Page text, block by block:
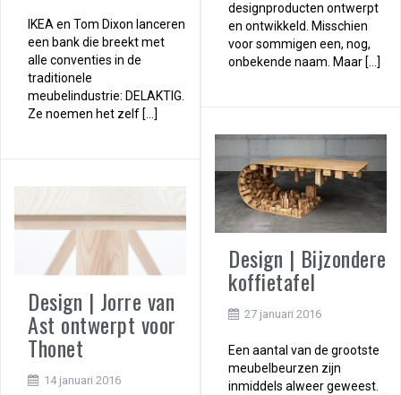
IKEA en Tom Dixon lanceren
een bank die breekt met
alle conventies in de
traditionele
meubelindustrie: DELAKTIG.
Ze noemen het zelf […]
designproducten ontwerpt
en ontwikkeld. Misschien
voor sommigen een, nog,
onbekende naam. Maar […]
Design | Bijzondere
koffietafel
27 januari 2016
Een aantal van de grootste
meubelbeurzen zijn
inmiddels alweer geweest.
Design | Jorre van
Ast ontwerpt voor
Thonet
14 januari 2016